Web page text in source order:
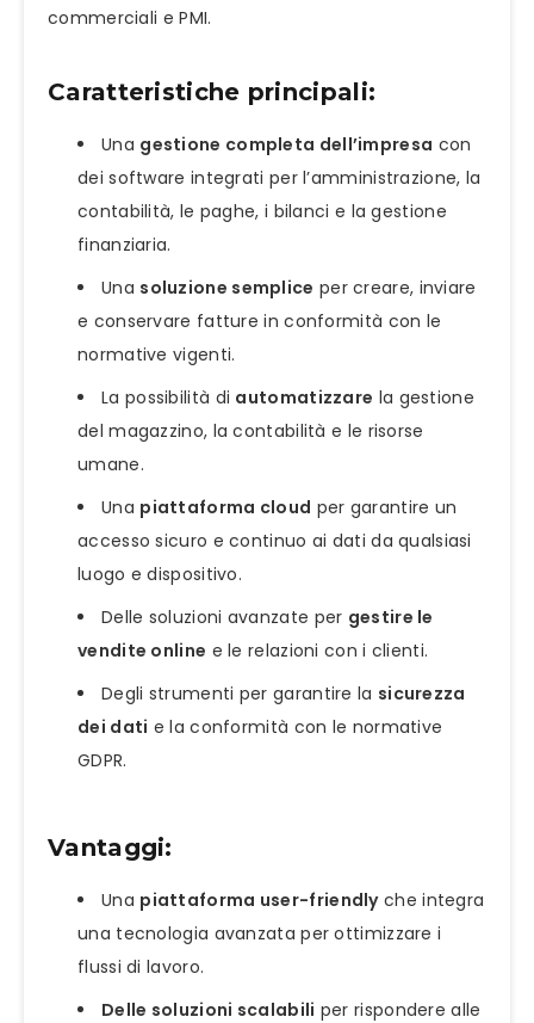
commerciali e PMI.
Caratteristiche principali:
Una gestione completa dell’impresa con
dei software integrati per l’amministrazione, la
contabilità, le paghe, i bilanci e la gestione
finanziaria.
Una soluzione semplice per creare, inviare
e conservare fatture in conformità con le
normative vigenti.
La possibilità di automatizzare la gestione
del magazzino, la contabilità e le risorse
umane.
Una piattaforma cloud per garantire un
accesso sicuro e continuo ai dati da qualsiasi
luogo e dispositivo.
Delle soluzioni avanzate per gestire le
vendite online e le relazioni con i clienti.
Degli strumenti per garantire la sicurezza
dei dati e la conformità con le normative
GDPR.
Vantaggi:
Una piattaforma user-friendlyche integra
una tecnologia avanzata per ottimizzare i
flussi di lavoro.
Delle soluzioni scalabili per rispondere alle